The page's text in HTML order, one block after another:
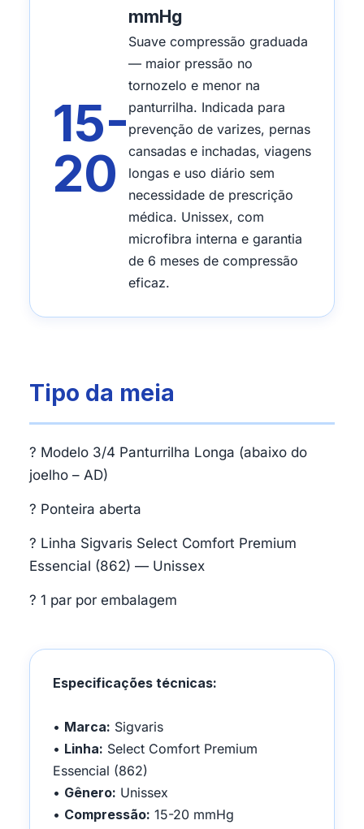
15-
20
mmHg
Suave compressão graduada
— maior pressão no
tornozelo e menor na
panturrilha. Indicada para
prevenção de varizes, pernas
cansadas e inchadas, viagens
longas e uso diário sem
necessidade de prescrição
médica. Unissex, com
microfibra interna e garantia
de 6 meses de compressão
eficaz.
Tipo da meia
? Modelo 3/4 Panturrilha Longa (abaixo do
joelho – AD)
? Ponteira aberta
? Linha Sigvaris Select Comfort Premium
Essencial (862) — Unissex
? 1 par por embalagem
Especificações técnicas:
• Marca: Sigvaris
• Linha: Select Comfort Premium
Essencial (862)
• Gênero: Unissex
• Compressão: 15-20 mmHg